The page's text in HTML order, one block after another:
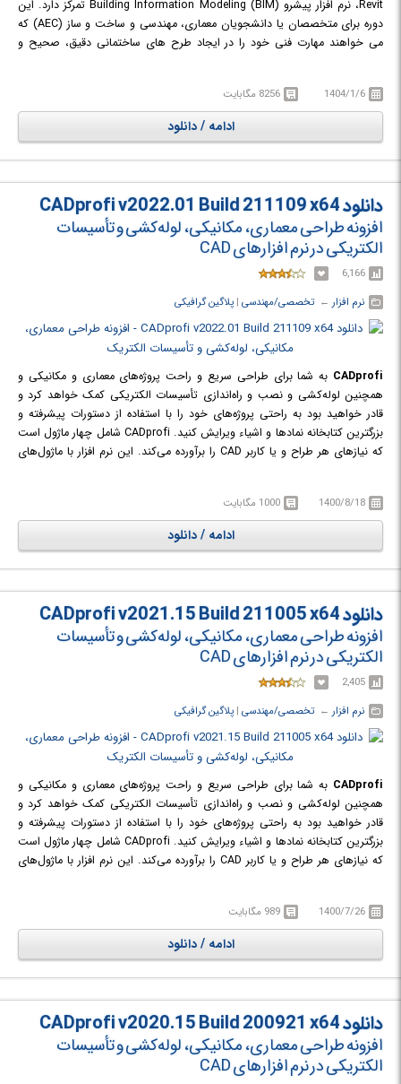
Revit، نرم افزار پیشرو Building Information Modeling (BIM) تمرکز دارد. این
دوره برای متخصصان یا دانشجویان معماری، مهندسی و ساخت و ساز (AEC) که
می خواهند مهارت فنی خود را در ایجاد طرح های ساختمانی دقیق، صحیح و
سازی ساختمان ها در محیط BIM آشنا خواهید شد.
1404/1/6 8256 مگابایت
ادامه / دانلود
دانلود CADprofi v2022.01 Build 211109 x64
افزونه طراحی معماری، مکانیکی، لوله‌کشی و تأسیسات
الکتریکی در نرم افزارهای CAD
6,166
نرم افزار ← ‏تخصصی/مهندسی ‏| پلاگین گرافیکی
CADprofi به شما برای طراحی سریع و راحت پروژه‌های معماری و مکانیکی و
همچنین لوله‌کشی و نصب و راه‌اندازی تأسیسات الکتریکی کمک خواهد کرد و
قادر خواهید بود به راحتی پروژه‌های خود را با استفاده از دستورات پیشرفته و
بزرگترین کتابخانه نمادها و اشیاء ویرایش کنید. CADprofi شامل چهار ماژول است
که نیازهای هر طراح و یا کاربر CAD را برآورده می‌کند. این نرم افزار با ماژول‌های
بهره‌وری تولید شرکت شما را تا حد چشم‌گیری افزایش خواهد داد. در ادامه با
ماژول‌های این نرم افزار بیشتر آشنا می‌شویم.
1400/8/18 1000 مگابایت
ادامه / دانلود
دانلود CADprofi v2021.15 Build 211005 x64
افزونه طراحی معماری، مکانیکی، لوله‌کشی و تأسیسات
الکتریکی در نرم افزارهای CAD
2,405
نرم افزار ← ‏تخصصی/مهندسی ‏| پلاگین گرافیکی
CADprofi به شما برای طراحی سریع و راحت پروژه‌های معماری و مکانیکی و
همچنین لوله‌کشی و نصب و راه‌اندازی تأسیسات الکتریکی کمک خواهد کرد و
قادر خواهید بود به راحتی پروژه‌های خود را با استفاده از دستورات پیشرفته و
بزرگترین کتابخانه نمادها و اشیاء ویرایش کنید. CADprofi شامل چهار ماژول است
که نیازهای هر طراح و یا کاربر CAD را برآورده می‌کند. این نرم افزار با ماژول‌های
بهره‌وری تولید شرکت شما را تا حد چشم‌گیری افزایش خواهد داد. در ادامه با
ماژول‌های این نرم افزار بیشتر آشنا می‌شویم.
1400/7/26 989 مگابایت
ادامه / دانلود
دانلود CADprofi v2020.15 Build 200921 x64
افزونه طراحی معماری، مکانیکی، لوله‌کشی و تأسیسات
الکتریکی در نرم افزارهای CAD